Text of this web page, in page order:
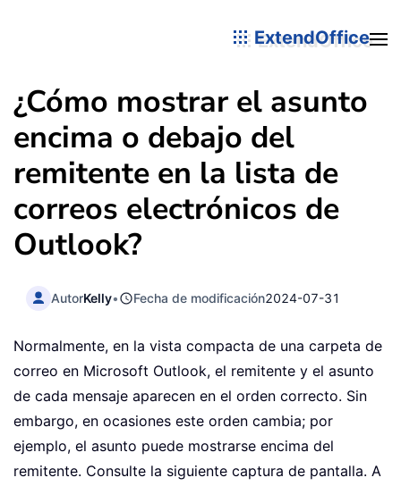
ExtendOffice
¿Cómo mostrar el asunto
encima o debajo del
remitente en la lista de
correos electrónicos de
Outlook?
AutorKelly• Fecha de modificación2024-07-31
Normalmente, en la vista compacta de una carpeta de
correo en Microsoft Outlook, el remitente y el asunto
de cada mensaje aparecen en el orden correcto. Sin
embargo, en ocasiones este orden cambia; por
ejemplo, el asunto puede mostrarse encima del
remitente. Consulte la siguiente captura de pantalla. A